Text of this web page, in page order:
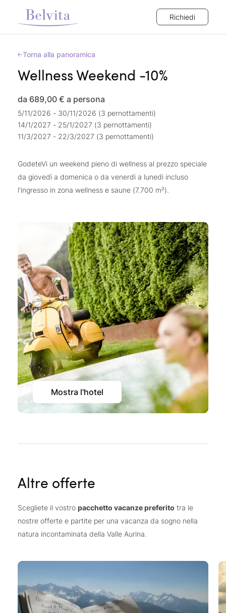
Richiedi
Torna alla panoramica
Wellness Weekend -10%
da 689,00 € a persona
5/11/2026 - 30/11/2026 (3 pernottamenti)
14/1/2027 - 25/1/2027 (3 pernottamenti)
11/3/2027 - 22/3/2027 (3 pernottamenti)
GodeteVi un weekend pieno di wellness al prezzo speciale
da giovedì a domenica o da venerdì a lunedì incluso
l'ingresso in zona wellness e saune (7.700 m²).
Mostra l'hotel
Altre offerte
Scegliete il vostro pacchetto vacanze preferito tra le
nostre offerte e partite per una vacanza da sogno nella
natura incontaminata della Valle Aurina.